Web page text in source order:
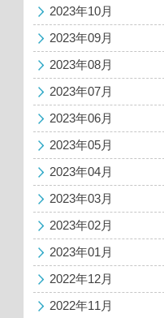
2023年10月
2023年09月
2023年08月
2023年07月
2023年06月
2023年05月
2023年04月
2023年03月
2023年02月
2023年01月
2022年12月
2022年11月